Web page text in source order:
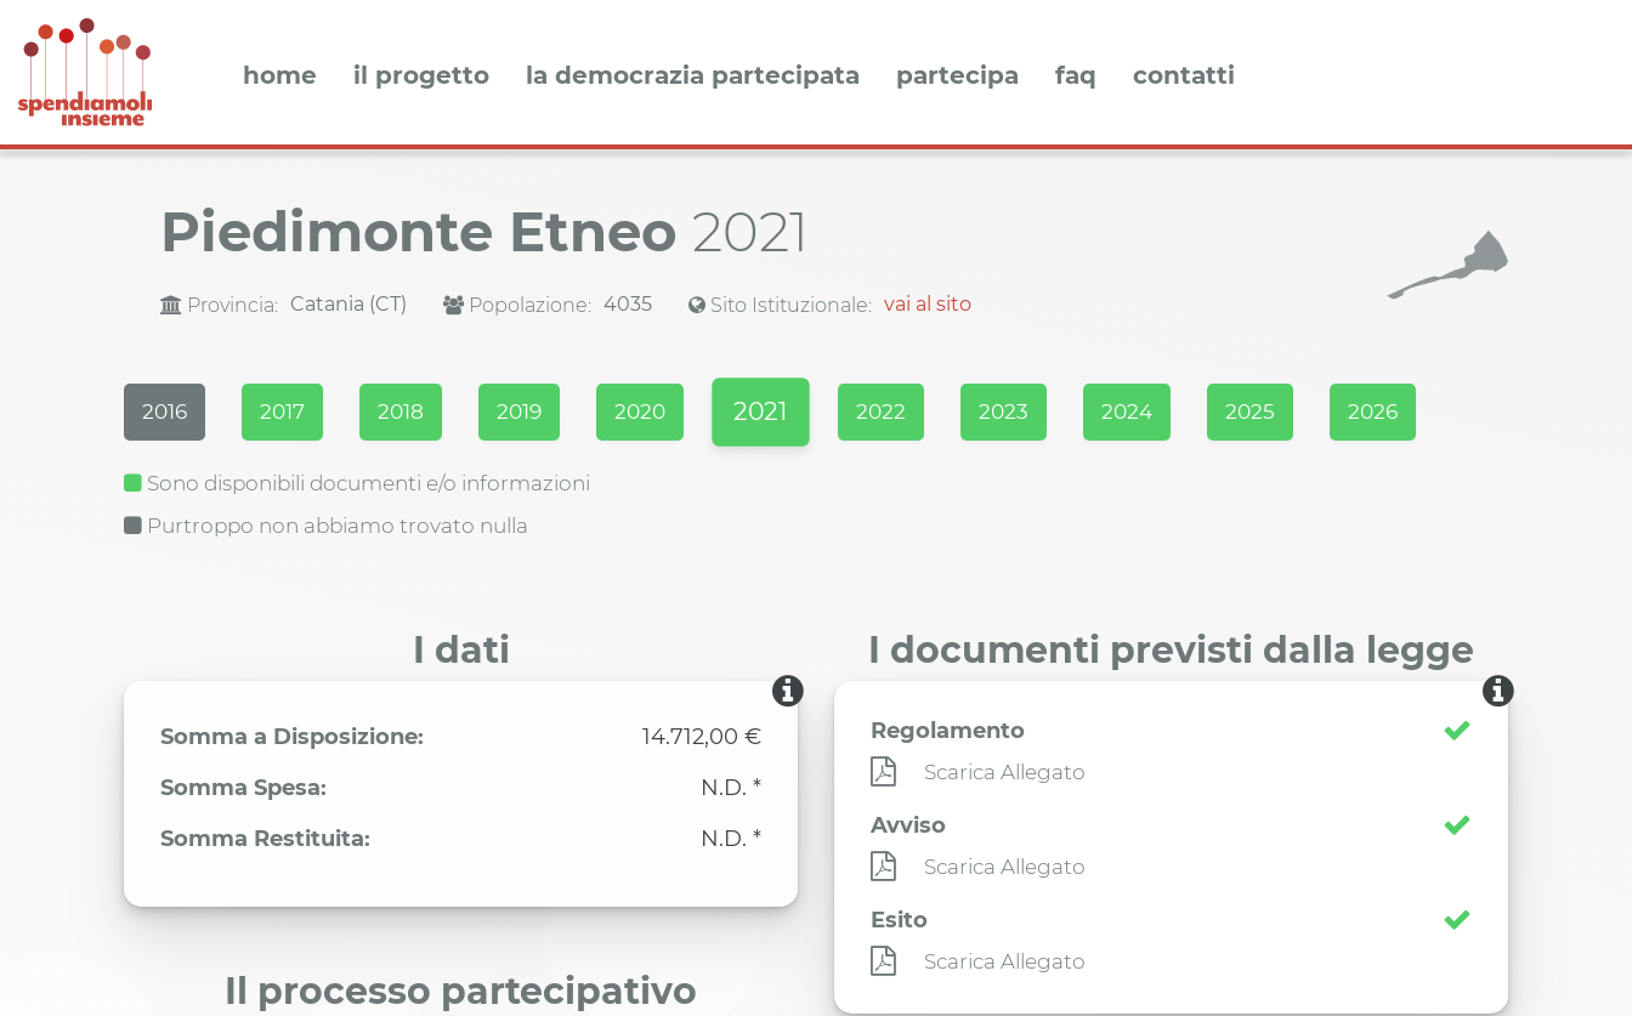
home il progetto la democrazia partecipata partecipa faq contatti
Piedimonte Etneo 2021
Provincia: Catania (CT) Popolazione: 4035 Sito Istituzionale: vai al sito
2016 2017 2018 2019 2020 2021 2022 2023 2024 2025 2026
Sono disponibili documenti e/o informazioni
Purtroppo non abbiamo trovato nulla
I dati
Somma a Disposizione:
14.712,00 €
Somma Spesa:
N.D. *
Somma Restituita:
N.D. *
I documenti previsti dalla legge
Regolamento
Scarica Allegato
Avviso
Scarica Allegato
Esito
Scarica Allegato
Il processo partecipativo